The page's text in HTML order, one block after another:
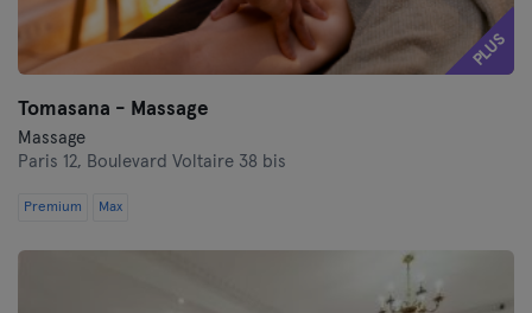
PLUS
Tomasana - Massage
Massage
Paris 12, Boulevard Voltaire 38 bis
Premium Max